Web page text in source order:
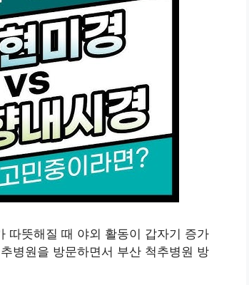
따뜻해질 때 야외 활동이 갑자기 증가
병원을 방문하면서 부산 척추병원 방